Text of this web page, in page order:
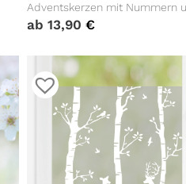
Adventskerzen mit Nummern
zum Selbstaufkleben
Fensterdeko
ab13,90€